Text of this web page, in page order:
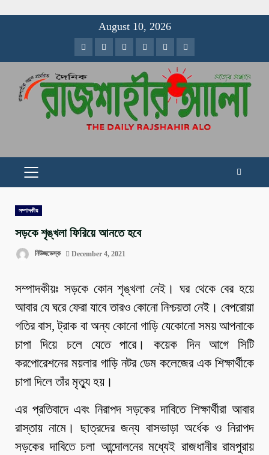
August 10, 2026
Facebook
TwitterInstagram
Youtube
VK LinkedIn
PRIMARY
সম্পাদকীয়
সড়কে শৃঙ্খলা ফিরিয়ে আনতে হবে
নিউজডেস্ক December 4, 2021
সম্পাদকীয়ঃ সড়কে কোন শৃঙ্খলা নেই। ঘর থেকে বের হয়ে
আবার যে ঘরে ফেরা যাবে তারও কোনো নিশ্চয়তা নেই। বেপরোয়া
গতির বাস, ট্রাক বা অন্য কোনো গাড়ি যেকোনো সময় আপনাকে
চাপা দিয়ে চলে যেতে পারে। কয়েক দিন আগে সিটি
করপোরেশনের ময়লার গাড়ি নটর ডেম কলেজের এক শিক্ষার্থীকে
চাপা দিলে তাঁর মৃত্যু হয়।
এর প্রতিবাদে এবং নিরাপদ সড়কের দাবিতে শিক্ষার্থীরা আবার
রাস্তায় নামে। ছাত্রদের জন্য বাসভাড়া অর্ধেক ও নিরাপদ
সড়কের দাবিতে চলা আন্দোলনের মধ্যেই রাজধানীর রামপুরায়